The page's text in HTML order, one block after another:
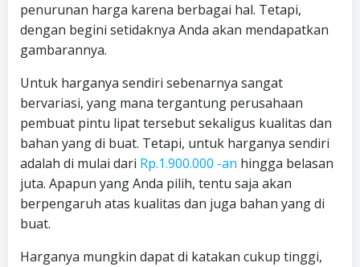
penurunan harga karena berbagai hal. Tetapi,
dengan begini setidaknya Anda akan mendapatkan
gambarannya.
Untuk harganya sendiri sebenarnya sangat
bervariasi, yang mana tergantung perusahaan
pembuat pintu lipat tersebut sekaligus kualitas dan
bahan yang di buat. Tetapi, untuk harganya sendiri
adalah di mulai dari Rp.1.900.000 -an hingga belasan
juta. Apapun yang Anda pilih, tentu saja akan
berpengaruh atas kualitas dan juga bahan yang di
buat.
Harganya mungkin dapat di katakan cukup tinggi,